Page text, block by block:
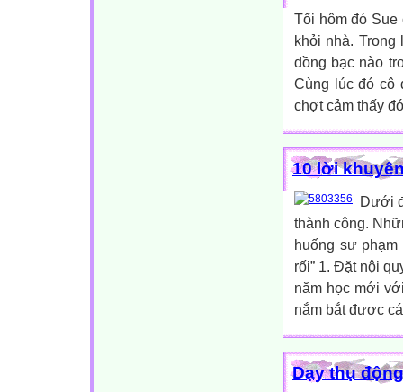
Tối hôm đó Sue
khỏi nhà.
đồng bạc nào
Cùng lúc đó cô
chợt cảm thấy
10 lời
Dưới
thành công.
huống sư
rối” 1. Đặt nội
năm học mới
nắm bắt được
Dạy thụ